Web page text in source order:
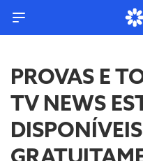
PROVAS E
TV NEWS
DISPONÍVEIS